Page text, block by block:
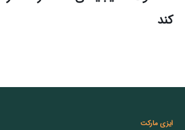
کند
ایزی مارکت